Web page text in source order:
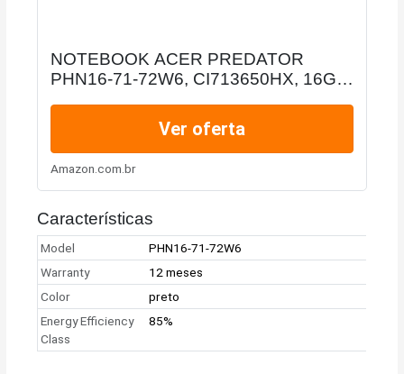
NOTEBOOK ACER PREDATOR
PHN16-71-72W6, CI713650HX, 16GB,
WNHASL64, BLACK, FHD16
Ver oferta
Amazon.com.br
Características
Model
PHN16-71-72W6
Warranty
12 meses
Color
preto
Energy Efficiency
Class
85%